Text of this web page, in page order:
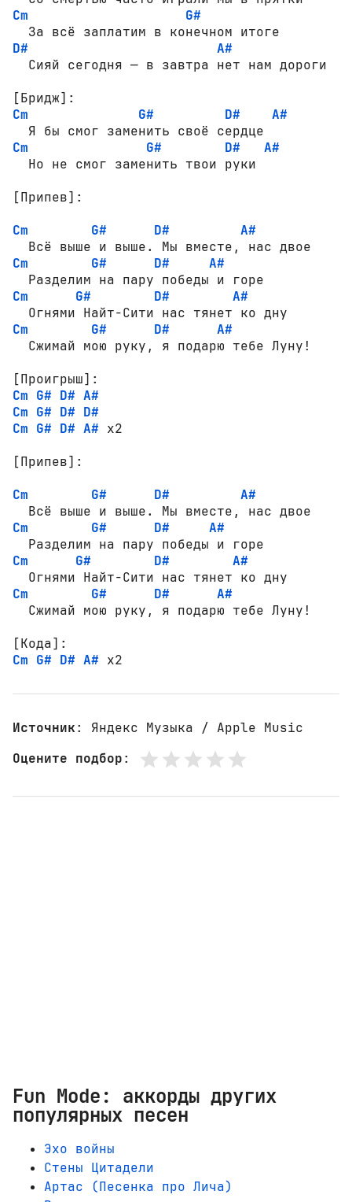
Cm
G#
D#
A#
  Сияй сегодня — в завтра нет нам дороги
[Бридж]:
Cm
G# D#
A#
Cm
G# D#
A#
  Но не смог заменить твои руки
[Припев]:
Cm
G# D#
A#
Cm
G# D#
A#
Cm
G# D#
A#
Cm
G# D#
A#
[Проигрыш]:
Cm G# D# A#
Cm G# D# D#
Cm G# D# A# x2
[Припев]:
Cm
G# D#
A#
Cm
G# D#
A#
Cm
G# D#
A#
Cm
G# D#
A#
[Кода]:
Cm G# D# A# x2
Источник: Яндекс Музыка / Apple Music
Оцените подбор:
Fun Mode: аккорды других
популярных песен
Эхо войны
Стены Цитадели
Артас (Песенка про Лича)